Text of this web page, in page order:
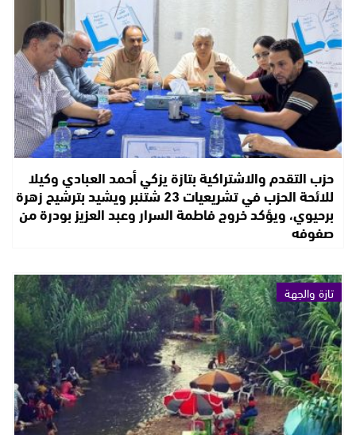
حزب التقدم والاشتراكية بتازة يزكي أحمد العبادي وكيلا
للائحة الحزب في تشريعيات 23 شتنبر ويشيد بترشيح زهرة
برحيوي، ويؤكد خروج فاطمة السرار وعبد العزيز بودرة من
صفوفه
تازة والجهة